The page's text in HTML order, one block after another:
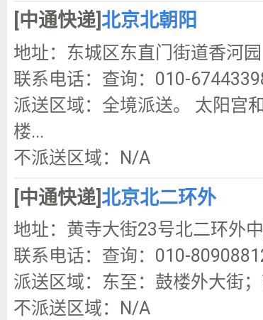
[中通快递]北京北朝阳
地址：东城区东直门街道香河园
联系电话：查询：010-
派送区域：全境派送。 太阳宫
楼...
不派送区域：N/A
[中通快递]北京北二环外
地址：黄寺大街23号北二环外
联系电话：查询：010-
派送区域：东至：鼓楼外大街
不派送区域：N/A